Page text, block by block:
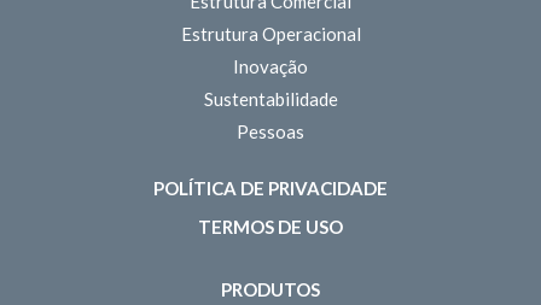
Estrutura Operacional
Inovação
Sustentabilidade
Pessoas
POLÍTICA DE PRIVACIDADE
TERMOS DE USO
PRODUTOS